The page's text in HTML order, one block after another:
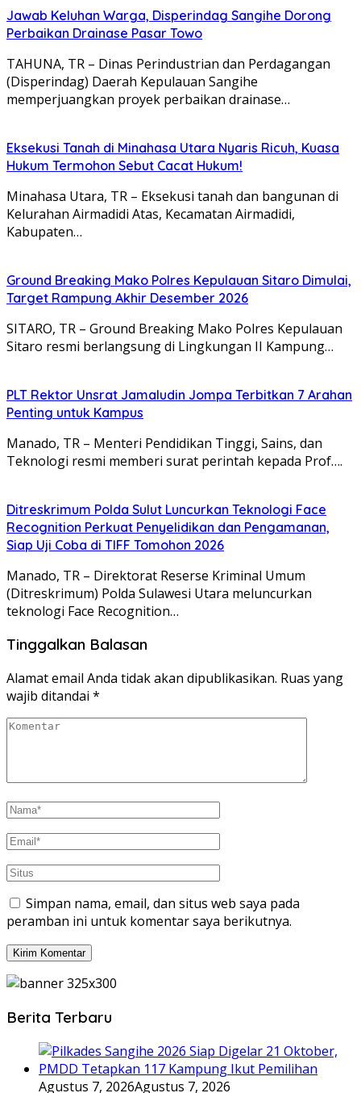
Jawab Keluhan Warga, Disperindag Sangihe Dorong
Perbaikan Drainase Pasar Towo
TAHUNA, TR – Dinas Perindustrian dan Perdagangan
(Disperindag) Daerah Kepulauan Sangihe
memperjuangkan proyek perbaikan drainase…
Eksekusi Tanah di Minahasa Utara Nyaris Ricuh, Kuasa
Hukum Termohon Sebut Cacat Hukum!
Minahasa Utara, TR – Eksekusi tanah dan bangunan di
Kelurahan Airmadidi Atas, Kecamatan Airmadidi,
Kabupaten…
Ground Breaking Mako Polres Kepulauan Sitaro Dimulai,
Target Rampung Akhir Desember 2026
SITARO, TR – Ground Breaking Mako Polres Kepulauan
Sitaro resmi berlangsung di Lingkungan II Kampung…
​PLT Rektor Unsrat Jamaludin Jompa Terbitkan 7 Arahan
Penting untuk Kampus
Manado, TR – ​Menteri Pendidikan Tinggi, Sains, dan
Teknologi resmi memberi surat perintah kepada Prof….
Ditreskrimum Polda Sulut Luncurkan Teknologi Face
Recognition Perkuat Penyelidikan dan Pengamanan,
Siap Uji Coba di TIFF Tomohon 2026
Manado, TR – Direktorat Reserse Kriminal Umum
(Ditreskrimum) Polda Sulawesi Utara meluncurkan
teknologi Face Recognition…
Tinggalkan Balasan
Alamat email Anda tidak akan dipublikasikan. Ruas yang
wajib ditandai *
Simpan nama, email, dan situs web saya pada
peramban ini untuk komentar saya berikutnya.
Berita Terbaru
Agustus 7, 2026Agustus 7, 2026